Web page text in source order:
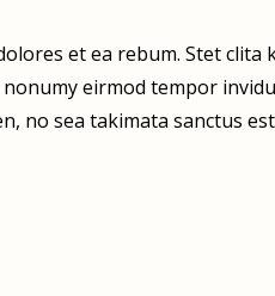
et ea rebum. Stet
eirmod tempor
no sea takimata sanctus